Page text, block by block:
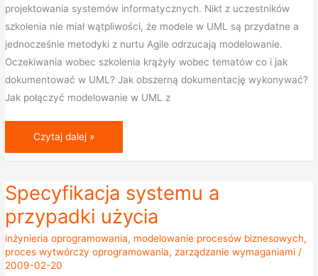
projektowania systemów informatycznych. Nikt z uczestników
szkolenia nie miał wątpliwości, że modele w UML są przydatne a
jednocześnie metodyki z nurtu Agile odrzucają modelowanie.
Oczekiwania wobec szkolenia krążyły wobec tematów co i jak
dokumentować w UML? Jak obszerną dokumentację wykonywać?
Jak połączyć modelowanie w UML z
Czytaj dalej »
Specyfikacja systemu a
przypadki użycia
inżynieria oprogramowania, modelowanie procesów biznesowych,
proces wytwórczy oprogramowania,zarządzanie wymaganiami /
2009-02-20
Specyfikacja
systemu
a
przypadki
użycia